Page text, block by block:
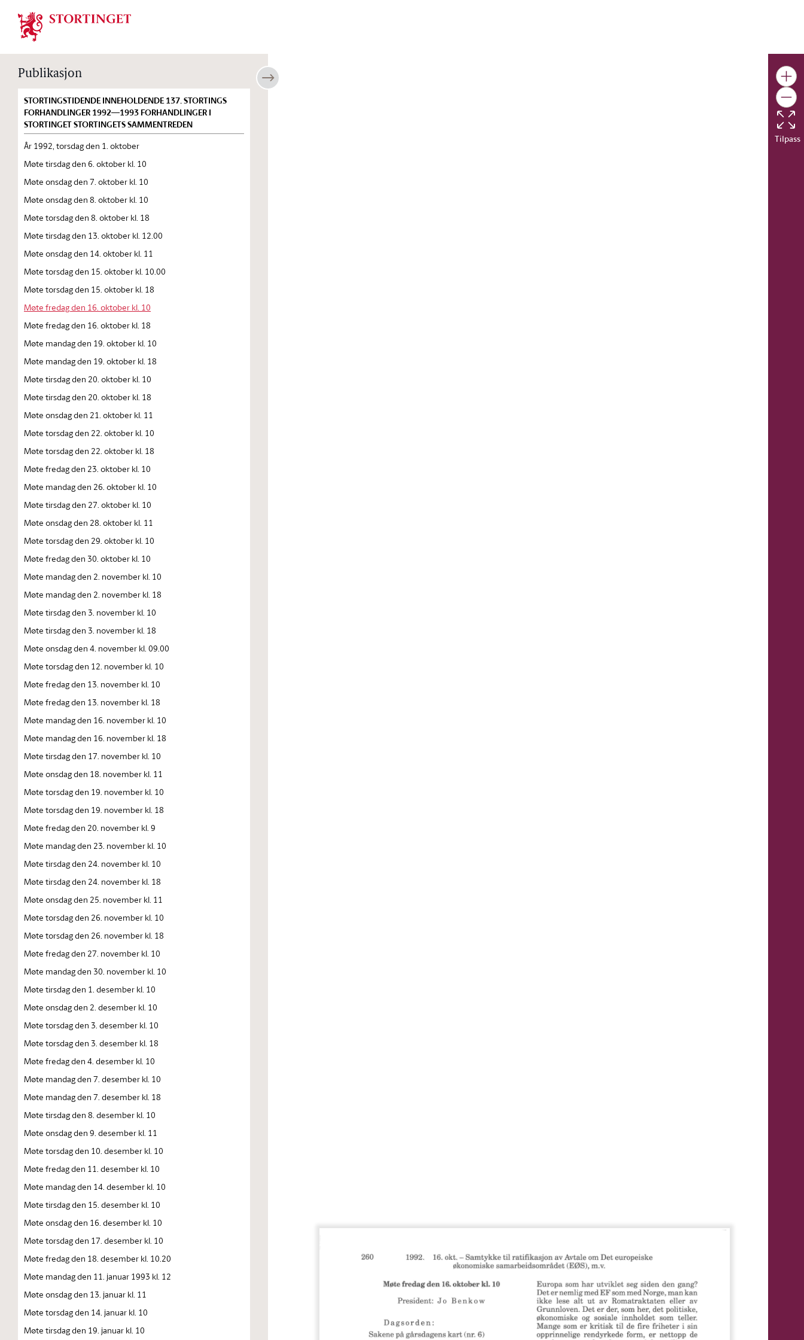
Stortinget.no
Publikasjon
STORTINGSTIDENDE INNEHOLDENDE 137. STORTINGS
FORHANDLINGER 1992—1993 FORHANDLINGER I
STORTINGET STORTINGETS SAMMENTREDEN
År 1992, torsdag den 1. oktober
Møte tirsdag den 6. oktober kl. 10
Møte onsdag den 7. oktober kl. 10
Møte onsdag den 8. oktober kl. 10
Møte torsdag den 8. oktober kl. 18
Møte tirsdag den 13. oktober kl. 12.00
Møte onsdag den 14. oktober kl. 11
Møte torsdag den 15. oktober kl. 10.00
Møte torsdag den 15. oktober kl. 18
Møte fredag den 16. oktober kl. 10
Møte fredag den 16. oktober kl. 18
Møte mandag den 19. oktober kl. 10
Møte mandag den 19. oktober kl. 18
Møte tirsdag den 20. oktober kl. 10
Møte tirsdag den 20. oktober kl. 18
Møte onsdag den 21. oktober kl. 11
Møte torsdag den 22. oktober kl. 10
Møte torsdag den 22. oktober kl. 18
Møte fredag den 23. oktober kl. 10
Møte mandag den 26. oktober kl. 10
Møte tirsdag den 27. oktober kl. 10
Møte onsdag den 28. oktober kl. 11
Møte torsdag den 29. oktober kl. 10
Møte fredag den 30. oktober kl. 10
Møte mandag den 2. november kl. 10
Møte mandag den 2. november kl. 18
Møte tirsdag den 3. november kl. 10
Møte tirsdag den 3. november kl. 18
Møte onsdag den 4. november kl. 09.00
Møte torsdag den 12. november kl. 10
Møte fredag den 13. november kl. 10
Møte fredag den 13. november kl. 18
Møte mandag den 16. november kl. 10
Møte mandag den 16. november kl. 18
Møte tirsdag den 17. november kl. 10
Møte onsdag den 18. november kl. 11
Møte torsdag den 19. november kl. 10
Møte torsdag den 19. november kl. 18
Møte fredag den 20. november kl. 9
Møte mandag den 23. november kl. 10
Møte tirsdag den 24. november kl. 10
Møte tirsdag den 24. november kl. 18
Møte onsdag den 25. november kl. 11
Møte torsdag den 26. november kl. 10
Møte torsdag den 26. november kl. 18
Møte fredag den 27. november kl. 10
Møte mandag den 30. november kl. 10
Møte tirsdag den 1. desember kl. 10
Møte onsdag den 2. desember kl. 10
Møte torsdag den 3. desember kl. 10
Møte torsdag den 3. desember kl. 18
Møte fredag den 4. desember kl. 10
Møte mandag den 7. desember kl. 10
Møte mandag den 7. desember kl. 18
Møte tirsdag den 8. desember kl. 10
Møte onsdag den 9. desember kl. 11
Møte torsdag den 10. desember kl. 10
Møte fredag den 11. desember kl. 10
Møte mandag den 14. desember kl. 10
Møte tirsdag den 15. desember kl. 10
Møte onsdag den 16. desember kl. 10
Møte torsdag den 17. desember kl. 10
Møte fredag den 18. desember kl. 10.20
Møte mandag den 11. januar 1993 kl. 12
Møte onsdag den 13. januar kl. 11
Møte torsdag den 14. januar kl. 10
Møte tirsdag den 19. januar kl. 10